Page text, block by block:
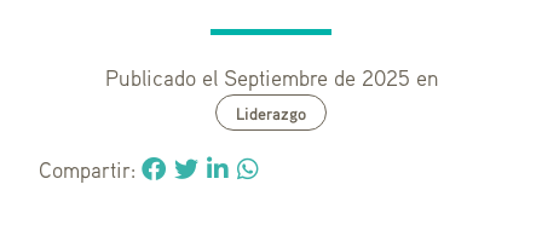
Publicado el Septiembre de 2025 en
Liderazgo
Compartir: